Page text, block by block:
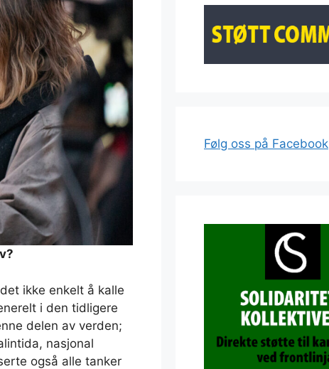
ikke enkelt å kalle
i den tidligere
delen av verden;
nasjonal
også alle tanker
Følg oss på Facebook